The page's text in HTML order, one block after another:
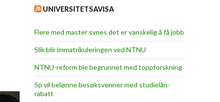
UNIVERSITETSAVISA
Flere med master synes det er vanskelig å få jobb
Slik blir immatrikuleringen ved NTNU
NTNU-reform ble begrunnet med toppforskning
Sp vil belønne besøksvenner med studielån-
rabatt